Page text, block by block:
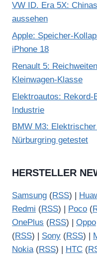
VW ID. Era 5X:
aussehen
Apple: Speicher-
iPhone 18
Renault 5:
Kleinwagen-Klasse
Elektroautos:
Industrie
BMW M3:
Nürburgring getestet
HERSTELLER
Samsung (RSS) |
Redmi (RSS) | Poco (
OnePlus (RSS) | Oppo
(RSS) | Sony (RSS) |
Nokia(RSS) | HTC (